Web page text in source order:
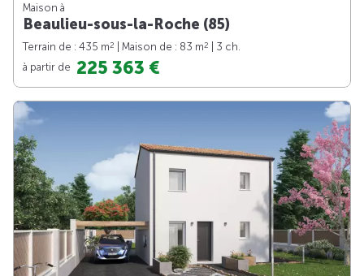
Maison à
Beaulieu-sous-la-Roche (85)
Terrain de : 435 m2 | Maison de : 83 m2
| 3 ch.
à partir de 225 363 €